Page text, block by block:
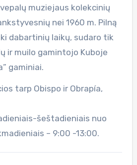
muziejaus kolekcinių
nei 1960 m. Pilną
dabartinių laikų, sudaro tik
ir muilo gamintojo Kuboje
gaminiai.
tarp Obispo ir Obrapía,
šeštadieniais nuo
– 9:00 -13:00.